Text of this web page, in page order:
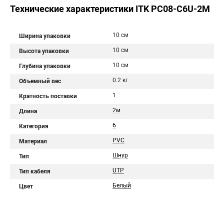
Технические характеристики ITK PC08-C6U-2M
Ширина упаковки 10 см
Высота упаковки 10 см
Глубина упаковки 10 см
Объемный вес 0.2 кг
Кратность поставки 1
Длина 2м
Категория 6
Материал PVC
Тип Шнур
Тип кабеля UTP
Цвет Белый